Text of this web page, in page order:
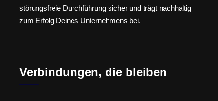
störungsfreie Durchführung sicher und trägt nachhaltig
zum Erfolg Deines Unternehmens bei.
Verbindungen, die bleiben